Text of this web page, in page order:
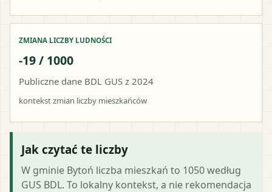
ZMIANA LICZBY LUDNOŚCI
-19 / 1000
Publiczne dane BDL GUS z 2024
kontekst zmian liczby mieszkańców
Jak czytać te liczby
W gminie Bytoń liczba mieszkań to 1050 według
GUS BDL. To lokalny kontekst, a nie rekomendacja